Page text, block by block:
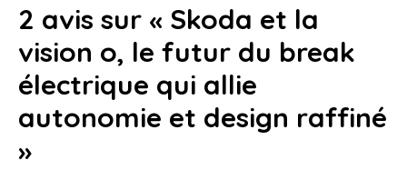
2 avis sur « Skoda et la
vision o, le futur du break
électrique qui allie
autonomie et design raffiné
»